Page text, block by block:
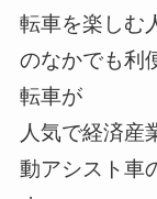
転車を楽しむ
のなかでも利
転車が
人気で経済産
動アシスト車